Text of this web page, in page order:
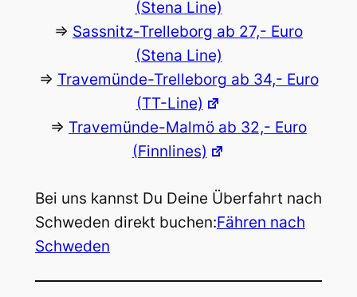
(Stena Line)
=> Sassnitz-Trelleborg ab 27,- Euro
(Stena Line)
=> Travemünde-Trelleborg ab 34,- Euro
(TT-Line)
=> Travemünde-Malmö ab 32,- Euro
(Finnlines)
Bei uns kannst Du Deine Überfahrt nach
Schweden direkt buchen:Fähren nach
Schweden